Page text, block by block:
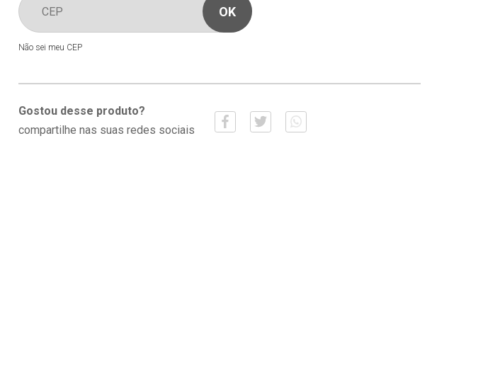
Não sei meu CEP
Gostou desse produto?
compartilhe nas suas redes sociais